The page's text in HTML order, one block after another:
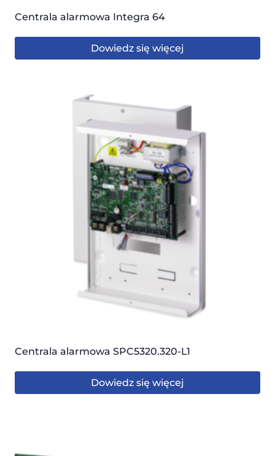
Centrala alarmowa Integra 64
Dowiedz się więcej
Centrala alarmowa SPC5320.320-L1
Dowiedz się więcej